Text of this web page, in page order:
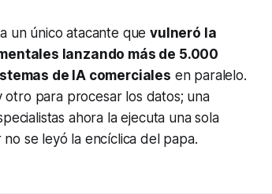
un único atacante quevulneró la
lanzando más de 5.000
de IA comerciales en paralelo.
para procesar los datos; una
ahora la ejecuta una sola
no se leyó la encíclica del papa.